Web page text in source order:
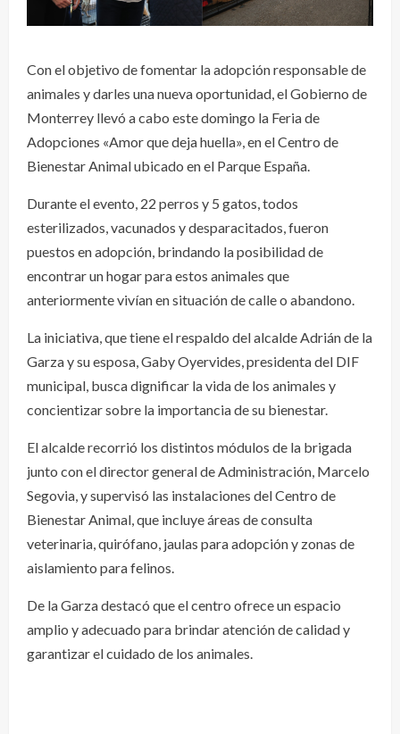
Con el objetivo de fomentar la adopción responsable de
animales y darles una nueva oportunidad, el Gobierno de
Monterrey llevó a cabo este domingo la Feria de
Adopciones «Amor que deja huella», en el Centro de
Bienestar Animal ubicado en el Parque España.
Durante el evento, 22 perros y 5 gatos, todos
esterilizados, vacunados y desparacitados, fueron
puestos en adopción, brindando la posibilidad de
encontrar un hogar para estos animales que
anteriormente vivían en situación de calle o abandono.
La iniciativa, que tiene el respaldo del alcalde Adrián de la
Garza y su esposa, Gaby Oyervides, presidenta del DIF
municipal, busca dignificar la vida de los animales y
concientizar sobre la importancia de su bienestar.
El alcalde recorrió los distintos módulos de la brigada
junto con el director general de Administración, Marcelo
Segovia, y supervisó las instalaciones del Centro de
Bienestar Animal, que incluye áreas de consulta
veterinaria, quirófano, jaulas para adopción y zonas de
aislamiento para felinos.
De la Garza destacó que el centro ofrece un espacio
amplio y adecuado para brindar atención de calidad y
garantizar el cuidado de los animales.